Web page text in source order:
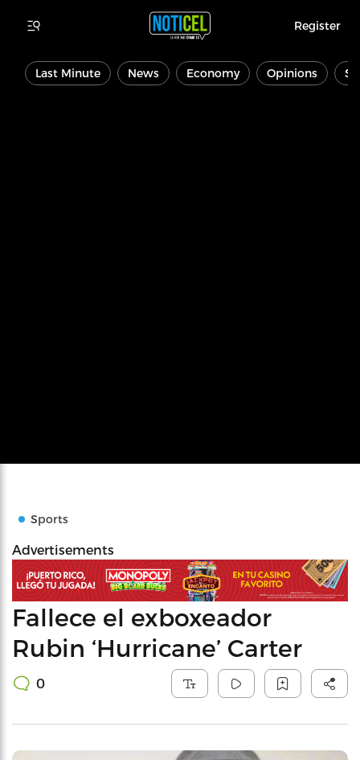
Register
Last Minute News Economy Opinions
Sports
Advertisements
Fallece el exboxeador
Rubin ‘Hurricane’ Carter
0